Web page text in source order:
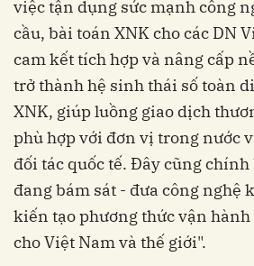
việc tận dụng sức mạnh công
cầu, bài toán XNK cho các DN
cam kết tích hợp và nâng cấp
trở thành hệ sinh thái số toàn
XNK, giúp luồng giao dịch
phù hợp với đơn vị trong nước
đối tác quốc tế. Đây cũng chính
đang bám sát - đưa công nghệ
kiến tạo phương thức vận hành